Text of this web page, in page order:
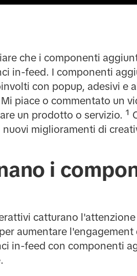
che i componenti
in-feed. I componenti
con popup, adesivi e
piace o commentato un
un prodotto o servizio. ¹
miglioramenti di
i
catturano
aumentare
in-feed con componenti